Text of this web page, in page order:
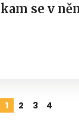
se v
1 2 3 4